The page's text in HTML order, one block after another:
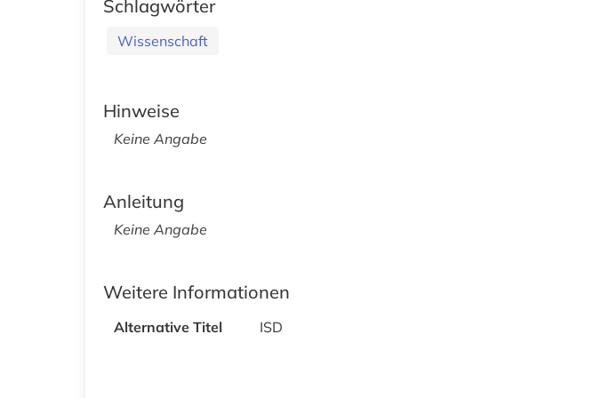
Schlagwörter
Wissenschaft
Hinweise
Keine Angabe
Anleitung
Keine Angabe
Weitere Informationen
Alternative Titel ISD